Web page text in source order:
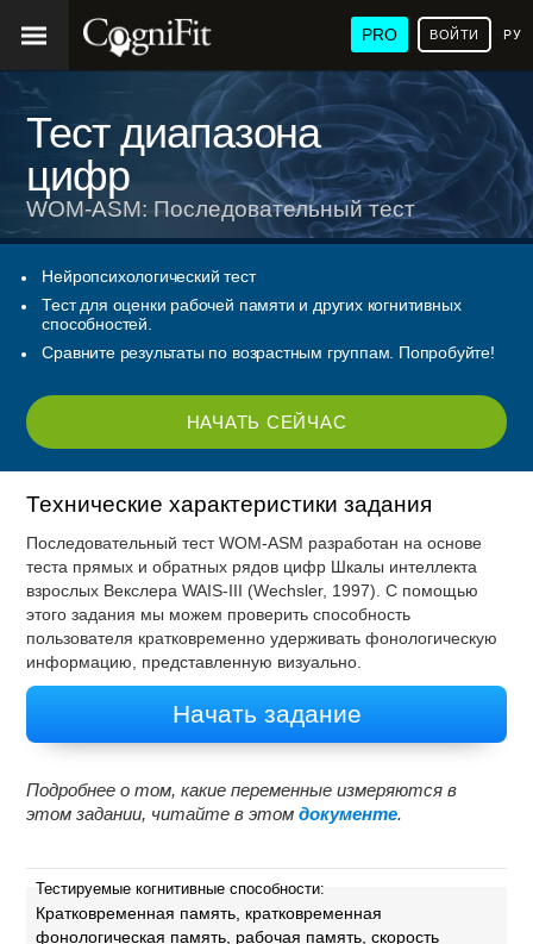
PRO ВОЙТИ
Тест диапазона
цифр
WOM-ASM: Последовательный тест
Нейропсихологический тест
Тест для оценки рабочей памяти и других когнитивных
способностей.
Сравните результаты по возрастным группам. Попробуйте!
НАЧАТЬ СЕЙЧАС
Технические характеристики задания
Последовательный тест WOM-ASM разработан на основе
теста прямых и обратных рядов цифр Шкалы интеллекта
взрослых Векслера WAIS-III (Wechsler, 1997). С помощью
этого задания мы можем проверить способность
пользователя кратковременно удерживать фонологическую
информацию, представленную визуально.
Начать задание
Подробнее о том, какие переменные измеряются в
этом задании, читайте в этомдокументе.
Тестируемые когнитивные способности:
Кратковременная память, кратковременная
фонологическая память, рабочая память, скорость